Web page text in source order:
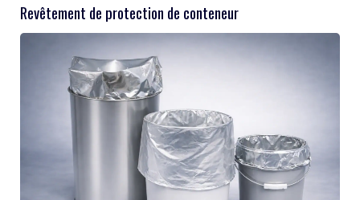
Revêtement de protection de conteneur